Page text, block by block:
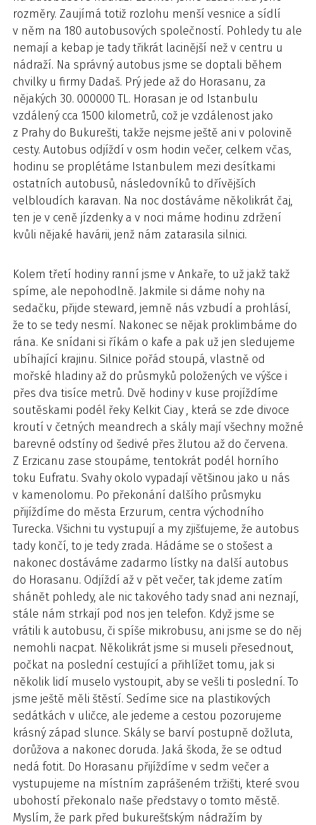
rozměry. Zaujímá totiž rozlohu menší vesnice a sídlí
v něm na 180 autobusových společností. Pohledy tu ale
nemají a kebap je tady třikrát lacinější než v centru u
nádraží. Na správný autobus jsme se doptali během
chvilky u firmy Dadaš. Prý jede až do Horasanu, za
nějakých 30. 000000 TL. Horasan je od Istanbulu
vzdálený cca 1500 kilometrů, což je vzdálenost jako
z Prahy do Bukurešti, takže nejsme ještě ani v polovině
cesty. Autobus odjíždí v osm hodin večer, celkem včas,
hodinu se proplétáme Istanbulem mezi desítkami
ostatních autobusů, následovníků to dřívějších
velbloudích karavan. Na noc dostáváme několikrát čaj,
ten je v ceně jízdenky a v noci máme hodinu zdržení
kvůli nějaké havárii, jenž nám zatarasila silnici.
Kolem třetí hodiny ranní jsme v Ankaře, to už jakž takž
spíme, ale nepohodlně. Jakmile si dáme nohy na
sedačku, přijde steward, jemně nás vzbudí a prohlásí,
že to se tedy nesmí. Nakonec se nějak proklimbáme do
rána. Ke snídani si říkám o kafe a pak už jen sledujeme
ubíhající krajinu. Silnice pořád stoupá, vlastně od
mořské hladiny až do průsmyků položených ve výšce i
přes dva tisíce metrů. Dvě hodiny v kuse projíždíme
soutěskami podél řeky Kelkit Ciay , která se zde divoce
kroutí v četných meandrech a skály mají všechny možné
barevné odstíny od šedivé přes žlutou až do červena.
Z Erzicanu zase stoupáme, tentokrát podél horního
toku Eufratu. Svahy okolo vypadají většinou jako u nás
v kamenolomu. Po překonání dalšího průsmyku
přijíždíme do města Erzurum, centra východního
Turecka. Všichni tu vystupují a my zjišťujeme, že autobus
tady končí, to je tedy zrada. Hádáme se o stošest a
nakonec dostáváme zadarmo lístky na další autobus
do Horasanu. Odjíždí až v pět večer, tak jdeme zatím
shánět pohledy, ale nic takového tady snad ani neznají,
stále nám strkají pod nos jen telefon. Když jsme se
vrátili k autobusu, či spíše mikrobusu, ani jsme se do něj
nemohli nacpat. Několikrát jsme si museli přesednout,
počkat na poslední cestující a přihlížet tomu, jak si
několik lidí muselo vystoupit, aby se vešli ti poslední. To
jsme ještě měli štěstí. Sedíme sice na plastikových
sedátkách v uličce, ale jedeme a cestou pozorujeme
krásný západ slunce. Skály se barví postupně dožluta,
dorůžova a nakonec doruda. Jaká škoda, že se odtud
nedá fotit. Do Horasanu přijíždíme v sedm večer a
vystupujeme na místním zaprášeném tržišti, které svou
ubohostí překonalo naše představy o tomto městě.
Myslím, že park před bukurešťským nádražím by